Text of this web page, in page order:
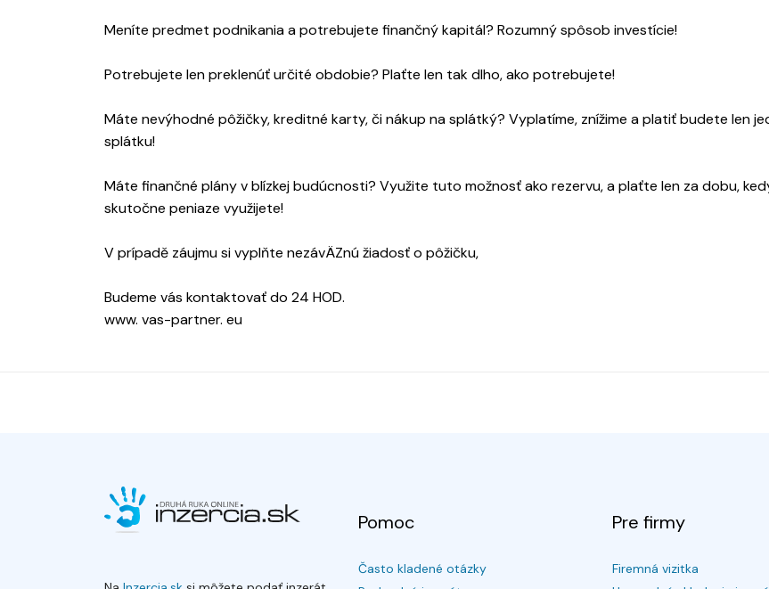
Meníte predmet podnikania a potrebujete finančný kapitál? Rozumný spôsob investície!
Potrebujete len preklenúť určité obdobie? Plaťte len tak dlho, ako potrebujete!
Máte nevýhodné pôžičky, kreditné karty, či nákup na splátký? Vyplatíme, znížime a platiť budete len
splátku!
Máte finančné plány v blízkej budúcnosti? Využite tuto možnosť ako rezervu, a plaťte len za dobu,
skutočne peniaze využijete!
V prípadě záujmu si vyplňte nezávÄZnú žiadosť o pôžičku,
Budeme vás kontaktovať do 24 HOD.
www. vas-partner. eu
Pomoc
Často kladené otázky
Pre firmy
Firemná vizitka